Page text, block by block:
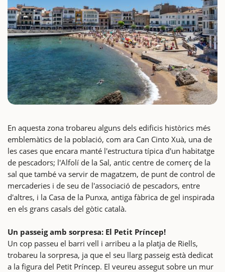
En aquesta zona trobareu alguns dels edificis històrics més
emblemàtics de la població, com ara Can Cinto Xuà, una de
les cases que encara manté l'estructura típica d'un habitatge
de pescadors; l'Alfolí de la Sal, antic centre de comerç de la
sal que també va servir de magatzem, de punt de control de
mercaderies i de seu de l'associació de pescadors, entre
d'altres, i la Casa de la Punxa, antiga fàbrica de gel inspirada
en els grans casals del gòtic català.
Un passeig amb sorpresa: El Petit Príncep!
Un cop passeu el barri vell i arribeu a la platja de Riells,
trobareu la sorpresa, ja que el seu llarg passeig està dedicat
a la figura del Petit Príncep. El veureu assegut sobre un mur